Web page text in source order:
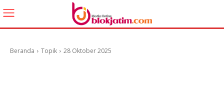
Beranda Topik 28 Oktober 2025